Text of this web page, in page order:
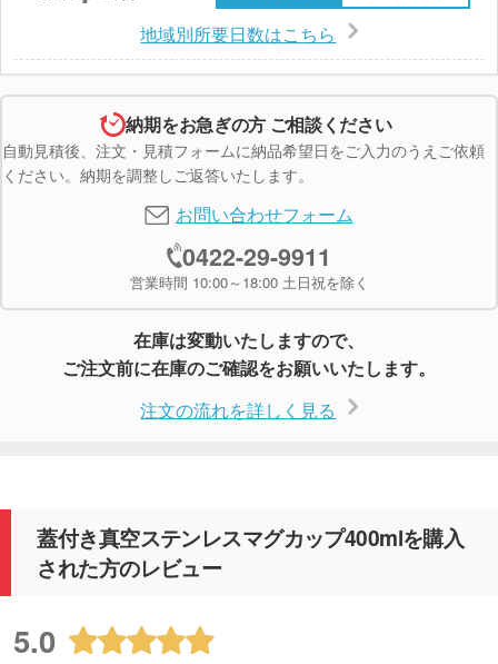
地域別所要日数はこちら
納期をお急ぎの方 ご相談ください
自動見積後、注文・見積フォームに納品希望日をご入力のうえご依頼
ください。納期を調整しご返答いたします。
お問い合わせフォーム
0422-29-9911
営業時間 10:00～18:00 土日祝を除く
在庫は変動いたしますので、
ご注文前に在庫のご確認をお願いいたします。
注文の流れを詳しく見る
蓋付き真空ステンレスマグカップ400mlを購入
された方のレビュー
5.0